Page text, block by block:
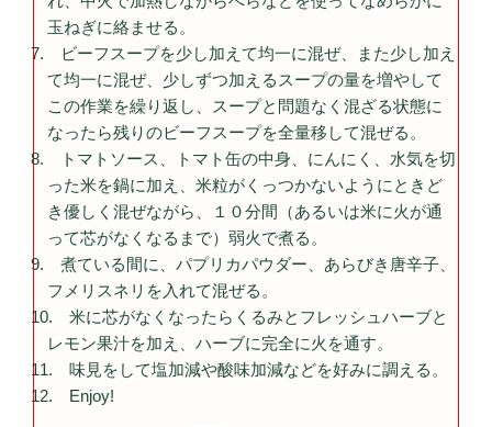
玉ねぎに絡ませる。
ビーフスープを少し加えて均一に混ぜ、また少し加え
て均一に混ぜ、少しずつ加えるスープの量を増やして
この作業を繰り返し、スープと問題なく混ざる状態に
なったら残りのビーフスープを全量移して混ぜる。
トマトソース、トマト缶の中身、にんにく、水気を切
った米を鍋に加え、米粒がくっつかないようにときど
き優しく混ぜながら、１０分間（あるいは米に火が通
って芯がなくなるまで）弱火で煮る。
煮ている間に、パプリカパウダー、あらびき唐辛子、
フメリスネリを入れて混ぜる。
米に芯がなくなったらくるみとフレッシュハーブと
レモン果汁を加え、ハーブに完全に火を通す。
味見をして塩加減や酸味加減などを好みに調える。
Enjoy!